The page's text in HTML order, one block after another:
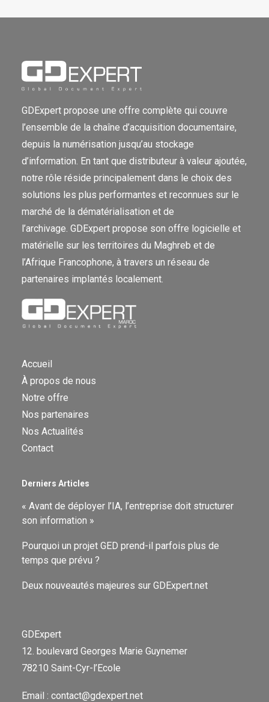
GDExpert propose une offre complète qui couvre
l’ensemble de la chaîne d’acquisition documentaire,
depuis la numérisation jusqu’au stockage
d’information. En tant que distributeur à valeur ajoutée,
notre rôle réside principalement dans le choix des
solutions les plus performantes et reconnues sur le
marché de la dématérialisation et de
l’archivage. GDExpert propose son offre logicielle et
matérielle sur les territoires du Maghreb et de
l’Afrique Francophone, à travers un réseau de
partenaires implantés localement.
Accueil
À propos de nous
Notre offre
Nos partenaires
Nos Actualités
Contact
Derniers Articles
« Avant de déployer l’IA, l’entreprise doit structurer
son information »
Pourquoi un projet GED prend-il parfois plus de
temps que prévu ?
Deux nouveautés majeures sur GDExpert.net
GDExpert
12. boulevard Georges Marie Guynemer
78210 Saint-Cyr-l’Ecole
Email : contact@gdexpert.net